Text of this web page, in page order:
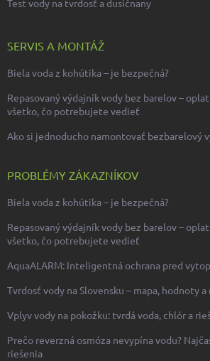
Test vody na tvrdosť a dusičnany
SERVIS A MONTÁŽ
Biela voda z kohútika – je bezpečná?
Repasovaný výdajník vody bez barelov –
všetko, čo potrebujete vedieť
Ako si jednoducho namontovať bezbarelový
PROBLÉMY ZÁKAZNÍKOV
Biela voda z kohútika – je bezpečná?
Repasovaný výdajník vody bez barelov –
všetko, čo potrebujete vedieť
AquaALARM: Inteligentná ochrana pred
Tvrdosť vody na Slovensku – mapa, hodnoty
Vplyv vody na pokožku: tvrdá voda, chlór a
Prečo reverzná osmóza nevypína vodu?
riešenia